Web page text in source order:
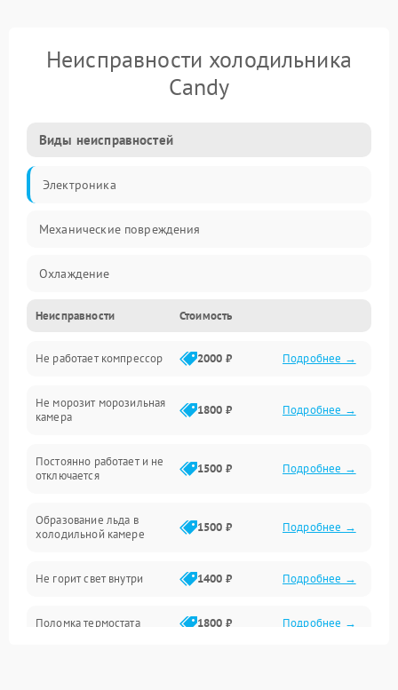
Неисправности холодильника
Candy
Виды неисправностей
Электроника
Механические повреждения
Охлаждение
Механика
Электропитание
Дренаж
Неисправности Стоимость
Не работает компрессор 2000 ₽ Подробнее →
Не морозит морозильная
камера
1800 ₽ Подробнее →
Постоянно работает и не
отключается
1500 ₽ Подробнее →
Образование льда в
холодильной камере
1500 ₽ Подробнее →
Не горит свет внутри 1400 ₽ Подробнее →
Поломка термостата 1800 ₽ Подробнее →